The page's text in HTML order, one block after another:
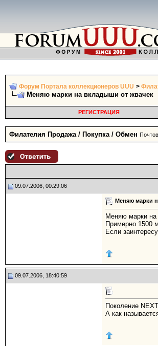
Форум Портала коллекционеров UUU >
Меняю марки на вкладыши от жвачек
РЕГИСТРАЦИЯ
Филателия Продажа / Покупка / Обмен
09.07.2006, 00:29:06
Меняю марки
Меняю марки
Примерно 1500
Если
09.07.2006, 18:40:59
Поколение
А как